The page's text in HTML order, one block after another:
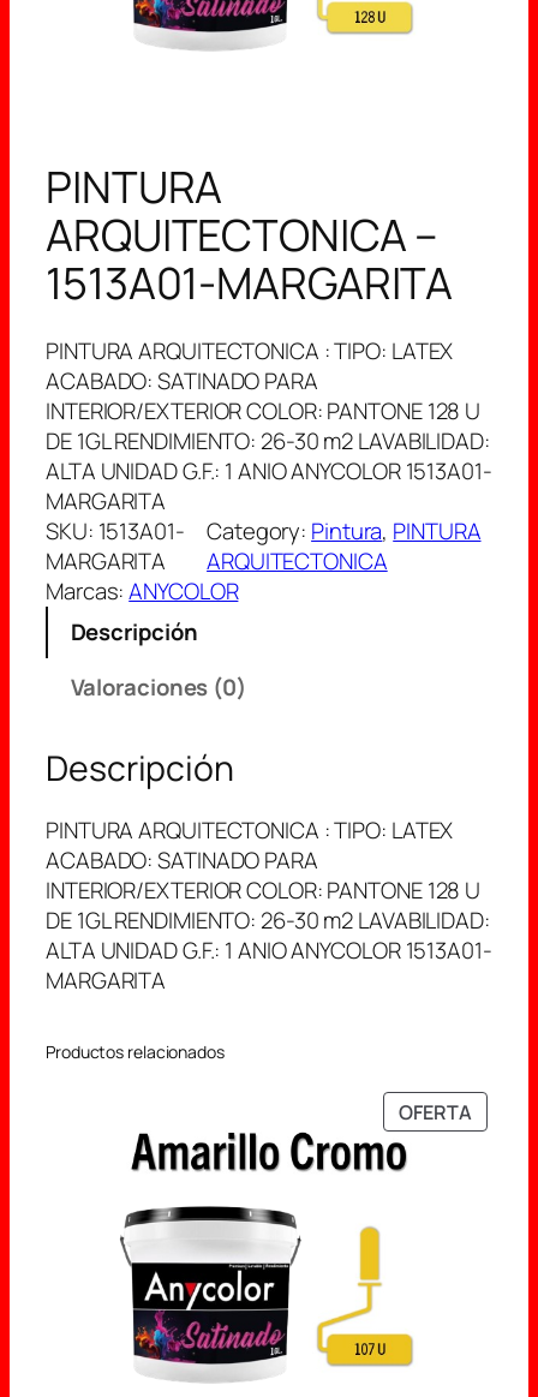
PINTURA
ARQUITECTONICA –
1513A01-MARGARITA
PINTURA ARQUITECTONICA : TIPO: LATEX
ACABADO: SATINADO PARA
INTERIOR/EXTERIOR COLOR: PANTONE 128 U
DE 1GL RENDIMIENTO: 26-30 m2 LAVABILIDAD:
ALTA UNIDAD G.F.: 1 ANIO ANYCOLOR 1513A01-
MARGARITA
SKU: 1513A01-
MARGARITA
Category: Pintura, PINTURA
ARQUITECTONICA
Marcas:ANYCOLOR
Descripción
Valoraciones (0)
Descripción
PINTURA ARQUITECTONICA : TIPO: LATEX
ACABADO: SATINADO PARA
INTERIOR/EXTERIOR COLOR: PANTONE 128 U
DE 1GL RENDIMIENTO: 26-30 m2 LAVABILIDAD:
ALTA UNIDAD G.F.: 1 ANIO ANYCOLOR 1513A01-
MARGARITA
Productos relacionados
OFERTA
EN